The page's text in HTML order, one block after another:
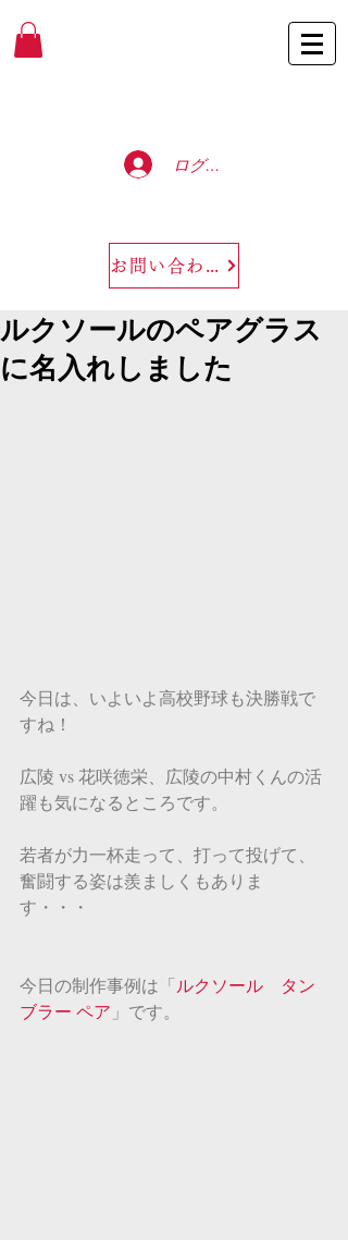
ログイン
お問い合わせ
ルクソールのペアグラス
に名入れしました
今日は、いよいよ高校野球も決勝戦で
すね！
広陵 vs 花咲徳栄、広陵の中村くんの活
躍も気になるところです。
若者が力一杯走って、打って投げて、
奮闘する姿は羨ましくもありま
す・・・
今日の制作事例は「ルクソール　タン
ブラー ペア 」です。